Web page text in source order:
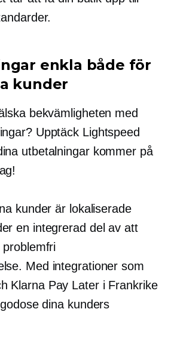
enkla både för
kunder
bekvämligheten med
Upptäck Lightspeed
utbetalningar kommer på
kunder är lokaliserade
en integrerad del av att
problemfri
Med integrationer som
Klarna Pay Later i Frankrike
dina kunders